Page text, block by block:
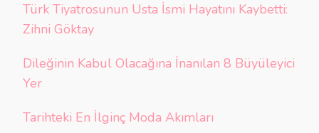
Türk Tiyatrosunun Usta İsmi Hayatını Kaybetti:
Zihni Göktay
Dileğinin Kabul Olacağına İnanılan 8 Büyüleyici
Yer
Tarihteki En İlginç Moda Akımları